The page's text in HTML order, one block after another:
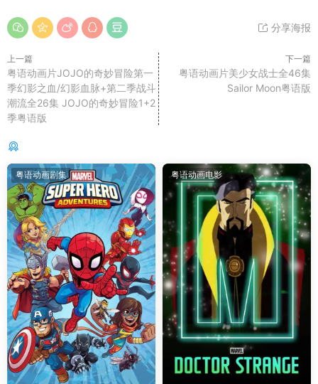
分享海报
上一篇
粤语动画片JOJO的奇妙冒险第一
季幻影之血/幻影血脉+第二季战斗
潮流全26集 JOJO的奇妙冒险1+2
季粤语版
下一篇
粤语动画片美少女战士全46集
Sailor Moon粤语版
粤语动画剧集 粤语动画电影